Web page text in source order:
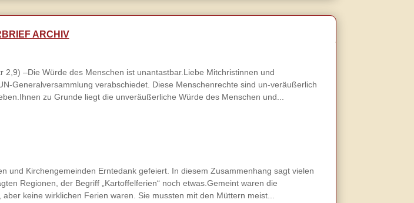
ARCHIV
–Die Würde des Menschen ist unantastbar.Liebe Mitchristinnen und
Generalversammlung verabschiedet. Diese Menschenrechte sind un-veräußerlich
zu Grunde liegt die unveräußerliche Würde des Menschen und...
und Kirchengemeinden Erntedank gefeiert. In diesem Zusammenhang sagt vielen
Regionen, der Begriff „Kartoffelferien“ noch etwas.Gemeint waren die
keine wirklichen Ferien waren. Sie mussten mit den Müttern meist...